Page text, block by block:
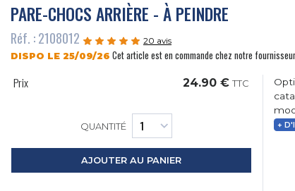
PARE-CHOCS ARRIÈRE - À PEINDRE
Réf. : 2108012 20 avis
DISPO LE 25/09/26 Cet article est en commande chez notre
Prix 24.90 € TTC
QUANTITÉ
AJOUTER AU PANIER
+